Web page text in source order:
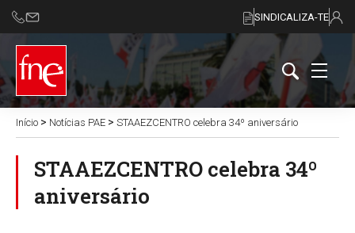
SINDICALIZA-TE
Início > Notícias PAE > STAAEZCENTRO celebra 34º aniversário
STAAEZCENTRO celebra 34º
aniversário